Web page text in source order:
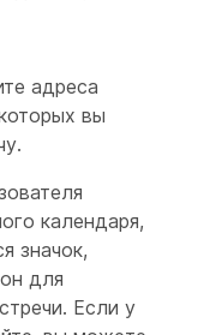
адреса
вы
календаря,
значок,
для
Если у